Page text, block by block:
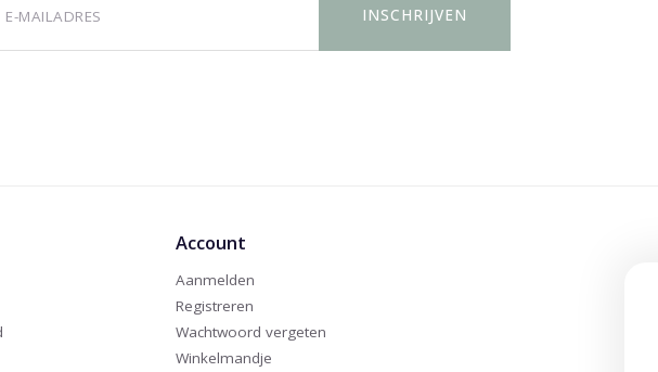
Account
Aanmelden
Registreren
Wachtwoord vergeten
Winkelmandje